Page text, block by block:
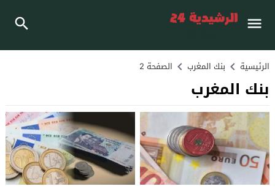
الرئيسية بنك المغرب الصفحة 2
بنك المغرب